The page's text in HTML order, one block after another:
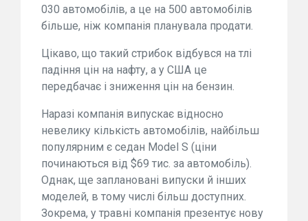
030 автомобілів, а це на 500 автомобілів
більше, ніж компанія планувала продати.
Цікаво, що такий стрибок відбувся на тлі
падіння цін на нафту, а у США це
передбачає і зниження цін на бензин.
Наразі компанія випускає відносно
невелику кількість автомобілів, найбільш
популярним є седан Model S (ціни
починаються від $69 тис. за автомобіль).
Однак, ще заплановані випуски й інших
моделей, в тому числі більш доступних.
Зокрема, у травні компанія презентує нову